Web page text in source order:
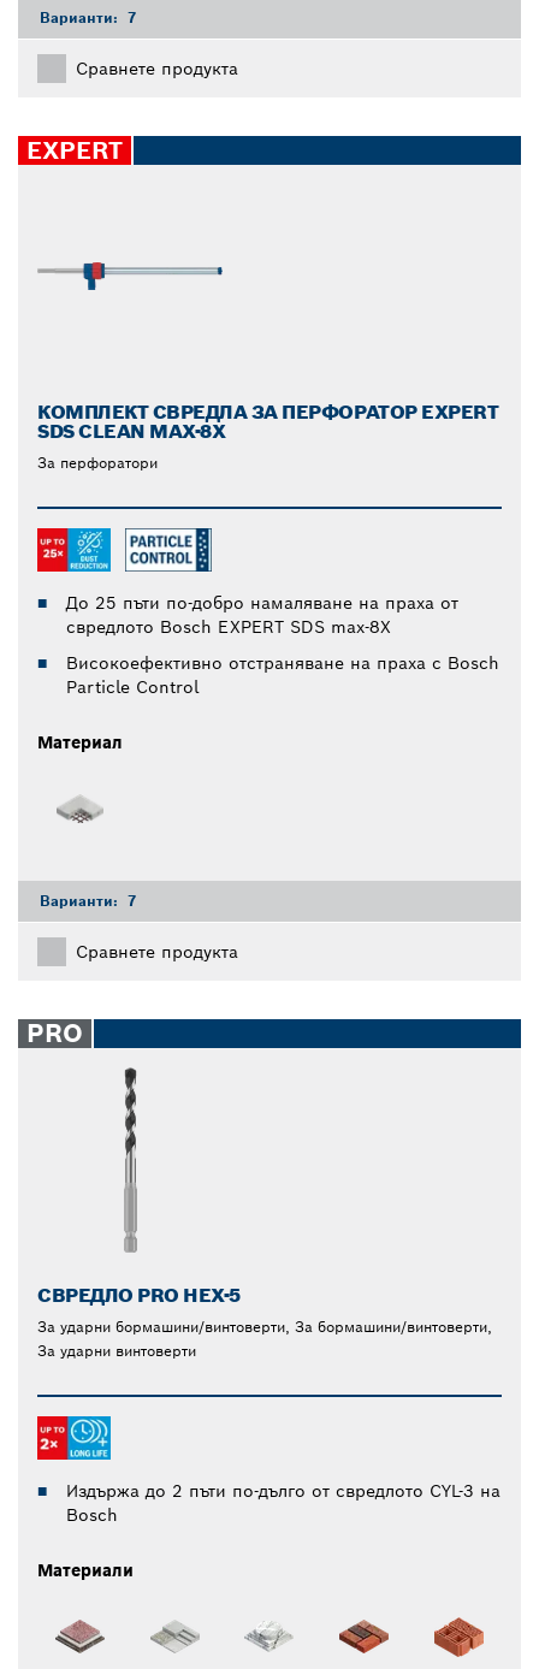
Варианти: 7
Сравнете продукта
EXPERT
КОМПЛЕКТ СВРЕДЛА ЗА ПЕРФОРАТОР EXPERT
SDS CLEAN MAX-8X
За перфоратори
До 25 пъти по-добро намаляване на праха от
свредлото Bosch EXPERT SDS max-8X
Високоефективно отстраняване на праха с Bosch
Particle Control
Материал
Варианти: 7
Сравнете продукта
PRO
СВРЕДЛО PRO HEX-5
За ударни бормашини/винтоверти, За бормашини/винтоверти,
За ударни винтоверти
Издържа до 2 пъти по-дълго от свредлото CYL-3 на
Bosch
Материали